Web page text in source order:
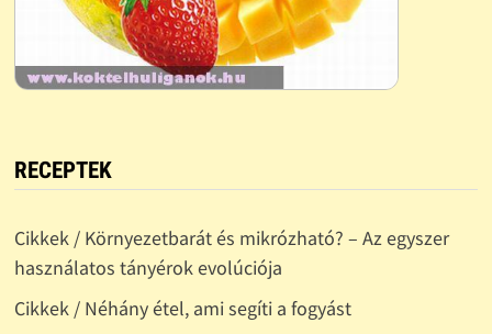
RECEPTEK
Cikkek / Környezetbarát és mikrózható? – Az egyszer
használatos tányérok evolúciója
Cikkek / Néhány étel, ami segíti a fogyást